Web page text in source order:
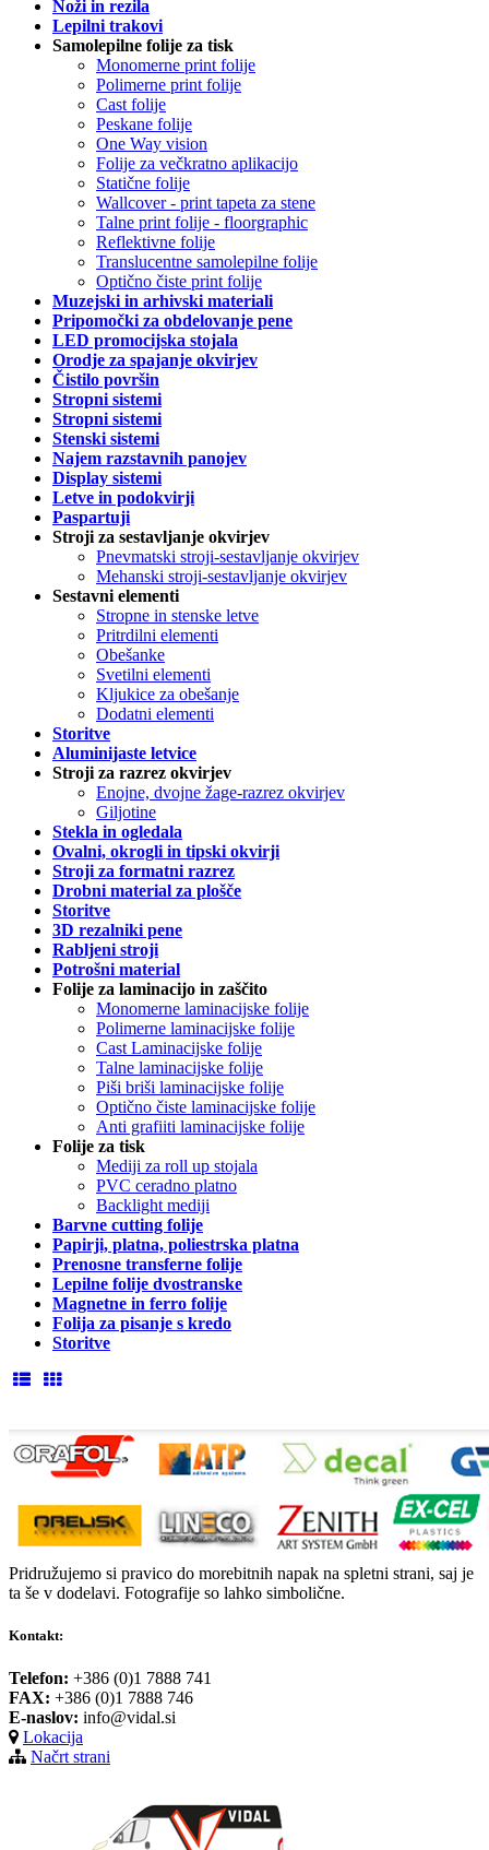
Noži in rezila
Lepilni trakovi
Samolepilne folije za tisk
Monomerne print folije
Polimerne print folije
Cast folije
Peskane folije
One Way vision
Folije za večkratno aplikacijo
Statične folije
Wallcover - print tapeta za stene
Talne print folije - floorgraphic
Reflektivne folije
Translucentne samolepilne folije
Optično čiste print folije
Muzejski in arhivski materiali
Pripomočki za obdelovanje pene
LED promocijska stojala
Orodje za spajanje okvirjev
Čistilo površin
Stropni sistemi
Stropni sistemi
Stenski sistemi
Najem razstavnih panojev
Display sistemi
Letve in podokvirji
Paspartuji
Stroji za sestavljanje okvirjev
Pnevmatski stroji-sestavljanje okvirjev
Mehanski stroji-sestavljanje okvirjev
Sestavni elementi
Stropne in stenske letve
Pritrdilni elementi
Obešanke
Svetilni elementi
Kljukice za obešanje
Dodatni elementi
Storitve
Aluminijaste letvice
Stroji za razrez okvirjev
Enojne, dvojne žage-razrez okvirjev
Giljotine
Stekla in ogledala
Ovalni, okrogli in tipski okvirji
Stroji za formatni razrez
Drobni material za plošče
Storitve
3D rezalniki pene
Rabljeni stroji
Potrošni material
Folije za laminacijo in zaščito
Monomerne laminacijske folije
Polimerne laminacijske folije
Cast Laminacijske folije
Talne laminacijske folije
Piši briši laminacijske folije
Optično čiste laminacijske folije
Anti grafiiti laminacijske folije
Folije za tisk
Mediji za roll up stojala
PVC ceradno platno
Backlight mediji
Barvne cutting folije
Papirji, platna, poliestrska platna
Prenosne transferne folije
Lepilne folije dvostranske
Magnetne in ferro folije
Folija za pisanje s kredo
Storitve
Pridružujemo si pravico do morebitnih napak na spletni strani, saj je
ta še v dodelavi. Fotografije so lahko simbolične.
Kontakt:
Telefon: +386 (0)1 7888 741
FAX: +386 (0)1 7888 746
E-naslov: info@vidal.si
Lokacija
Načrt strani